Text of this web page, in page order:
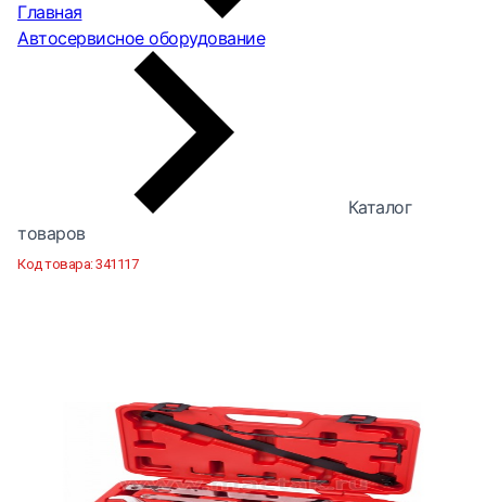
Главная
Автосервисное оборудование
Каталог
товаров
Код товара:341117